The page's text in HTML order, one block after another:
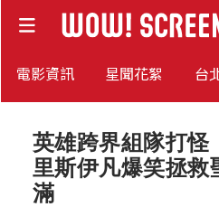
電影資訊 星聞花絮 台
英雄跨界組隊打怪
里斯伊凡爆笑拯救
滿